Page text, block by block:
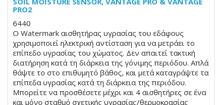
PRO2
6440
Ο Watermark αισθητήρας υγρασίας του εδάφους
χρησιμοποιεί ηλεκτρική αντίσταση για να μετράει το
επίπεδο υγρασίας του χώματος. Δεν απαιτεί τακτική
διατήρηση κατά τη διάρκεια της γόνιμης περιόδου. Απλά
θάψτε το στο επιθυμητό βάθος, και μετά καταγράψτε τα
επίπεδα υγρασίας κατά τη διάρκεια της περιόδου.
Μπορείτε να προσθέσετε μέχρι και 4 αισθητήρες σε ένα
και μόνο σταθμό σχετικής υγρασίας/θερμοκρασίας